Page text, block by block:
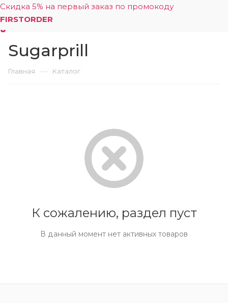
Скидка 5% на первый заказ по промокоду
FIRSTORDER
Sugarprill
Главная — Каталог
К сожалению, раздел пуст
В данный момент нет активных товаров